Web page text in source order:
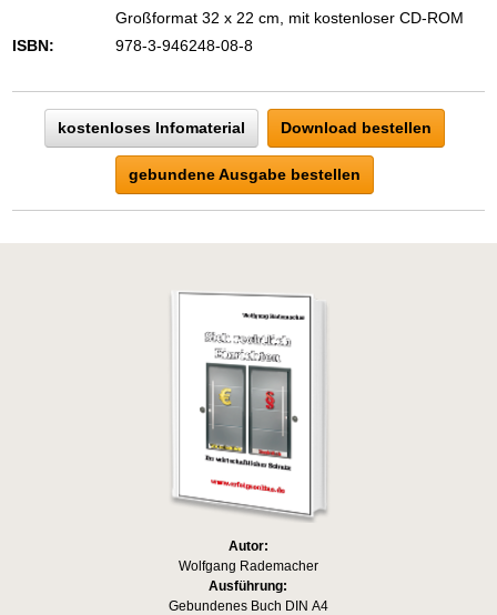
Großformat 32 x 22 cm, mit kostenloser CD-ROM
ISBN:
978-3-946248-08-8
kostenloses Infomaterial Download bestellen
gebundene Ausgabe bestellen
Autor:
Wolfgang Rademacher
Ausführung:
Gebundenes Buch DIN A4